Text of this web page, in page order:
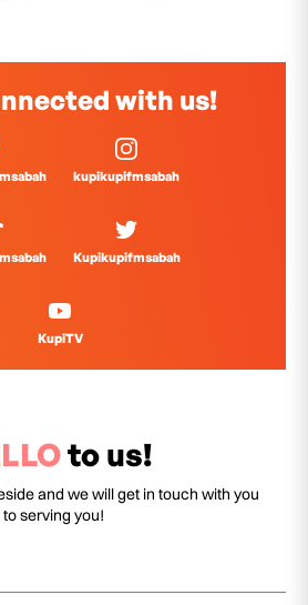
with us!
kupikupifmsabah
Kupikupifmsabah
KupiTV
to us!
and we will get in touch with you
serving you!